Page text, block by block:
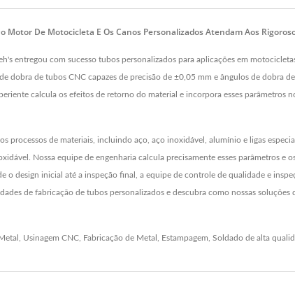
Motor De Motocicleta E Os Canos Personalizados Atendam Aos
entregou com sucesso tubos personalizados para aplicações em
dobra de tubos CNC capazes de precisão de ±0,05 mm e ângulos de dobra
calcula os efeitos de retorno do material e incorpora esses parâmetros
processos de materiais, incluindo aço, aço inoxidável, alumínio e ligas
Nossa equipe de engenharia calcula precisamente esses parâmetros e
o design inicial até a inspeção final, a equipe de controle de qualidade e
de fabricação de tubos personalizados e descubra como nossas
Usinagem CNC Fabricação de Metal Estampagem Soldado de alta